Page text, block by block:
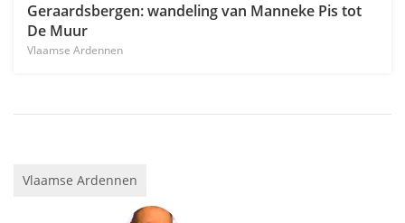
Geraardsbergen: wandeling van Manneke Pis tot
De Muur
Vlaamse Ardennen
Vlaamse Ardennen